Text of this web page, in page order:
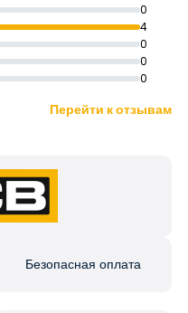
0
4
0
0
0
Перейти к отзывам
Безопасная оплата